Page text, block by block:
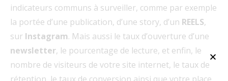
indicateurs communs à surveiller, comme par exemple
la portée d’une publication, d’une story, d’un REELS,
sur Instagram. Mais aussi le taux d’ouverture d’une
newsletter, le pourcentage de lecture, et enfin, le
nombre de visiteurs de votre site internet, le taux de